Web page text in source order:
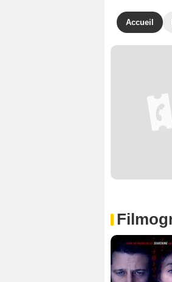
Accueil